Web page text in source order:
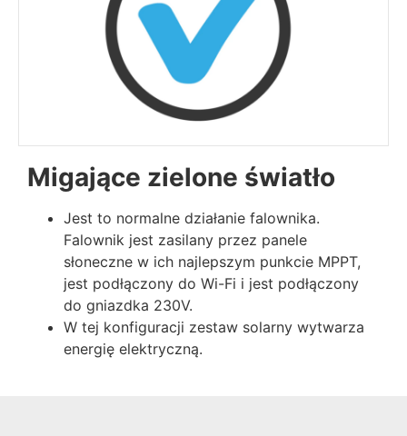
Migające zielone światło
Jest to normalne działanie falownika.
Falownik jest zasilany przez panele
słoneczne w ich najlepszym punkcie MPPT,
jest podłączony do Wi-Fi i jest podłączony
do gniazdka 230V.
W tej konfiguracji zestaw solarny wytwarza
energię elektryczną.